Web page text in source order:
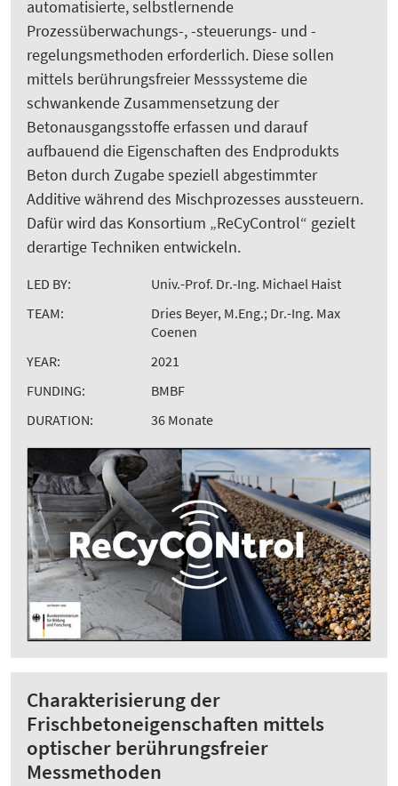
automatisierte, selbstlernende
Prozessüberwachungs-, -steuerungs- und -
regelungsmethoden erforderlich. Diese sollen
mittels berührungsfreier Messsysteme die
schwankende Zusammensetzung der
Betonausgangsstoffe erfassen und darauf
aufbauend die Eigenschaften des Endprodukts
Beton durch Zugabe speziell abgestimmter
Additive während des Mischprozesses aussteuern.
Dafür wird das Konsortium „ReCyControl“ gezielt
derartige Techniken entwickeln.
LED BY:
Univ.-Prof. Dr.-Ing. Michael Haist
TEAM:
Dries Beyer, M.Eng.; Dr.-Ing. Max
Coenen
YEAR:
2021
FUNDING:
BMBF
DURATION:
36 Monate
Charakterisierung der
Frischbetoneigenschaften mittels
optischer berührungsfreier
Messmethoden